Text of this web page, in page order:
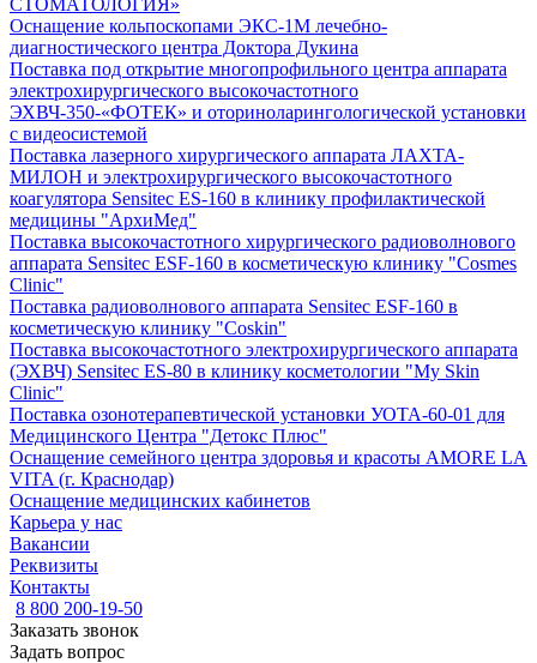
СТОМАТОЛОГИЯ»
Оснащение кольпоскопами ЭКС-1М лечебно-
диагностического центра Доктора Дукина
Поставка под открытие многопрофильного центра аппарата
электрохирургического высокочастотного
ЭХВЧ-350-«ФОТЕК» и оториноларингологической установки
с видеосистемой
Поставка лазерного хирургического аппарата ЛАХТА-
МИЛОН и электрохирургического высокочастотного
коагулятора Sensitec ES-160 в клинику профилактической
медицины "АрхиМед"
Поставка высокочастотного хирургического радиоволнового
аппарата Sensitec ESF-160 в косметическую клинику "Cosmes
Clinic"
Поставка радиоволнового аппарата Sensitec ESF-160 в
косметическую клинику "Coskin"
Поставка высокочастотного электрохирургического аппарата
(ЭХВЧ) Sensitec ES-80 в клинику косметологии "My Skin
Clinic"
Поставка озонотерапевтической установки УОТА-60-01 для
Медицинского Центра "Детокс Плюс"
Оснащение семейного центра здоровья и красоты AMORE LA
VITA (г. Краснодар)
Оснащение медицинских кабинетов
Карьера у нас
Вакансии
Реквизиты
Контакты
8 800 200-19-50
Заказать звонок
Задать вопрос